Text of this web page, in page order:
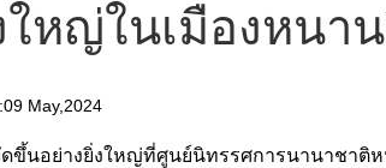
ใหญ่ในเมืองหนา
May,2024
นอย่างยิ่งใหญ่ที่ศูนย์นิทรรศการนานาชาติห